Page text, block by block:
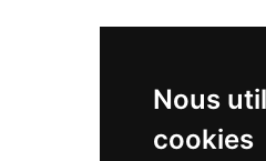
Nous
cookies
Promo
Promo